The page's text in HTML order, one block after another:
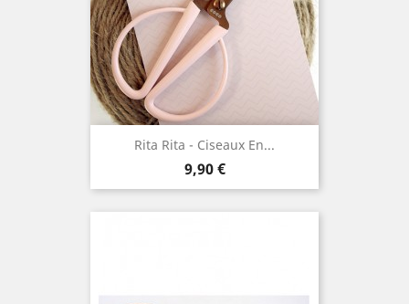
Rita Rita - Ciseaux En...
Prix
9,90 €